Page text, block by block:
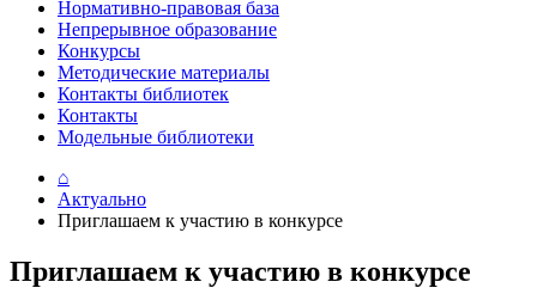
Нормативно-правовая база
Непрерывное образование
Конкурсы
Методические материалы
Контакты библиотек
Контакты
Модельные библиотеки
⌂
Актуально
Приглашаем к участию в конкурсе
Приглашаем к участию в конкурсе